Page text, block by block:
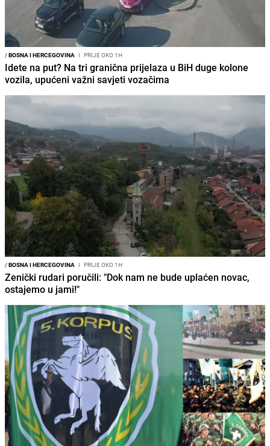
/BOSNA I HERCEGOVINA I PRIJE OKO 1H
Idete na put? Na tri granična prijelaza u BiH duge kolone
vozila, upućeni važni savjeti vozačima
/BOSNA I HERCEGOVINA I PRIJE OKO 1H
Zenički rudari poručili: "Dok nam ne bude uplaćen novac,
ostajemo u jami!"